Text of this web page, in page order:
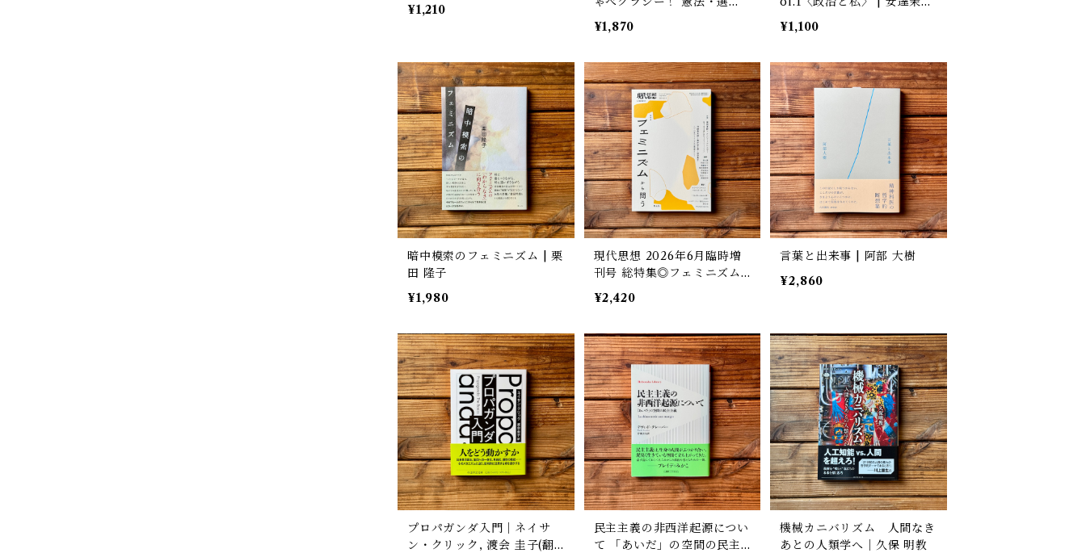
¥1,210
挙・『虎に翼』 | カニクラ
ブ, 國本依伸
¥1,870
子・小沼理・小指・関根愛・
丹治史彦・中岡祐介・ 西本
¥1,100
暗中模索のフェミニズム | 栗
田 隆子
¥1,980
現代思想 2026年6月臨時増
刊号 総特集◎フェミニズム
から問う
¥2,420
言葉と出来事 | 阿部 大樹
¥2,860
プロパガンダ入門｜ネイサ
ン・クリック, 渡会 圭子(翻
民主主義の非西洋起源につい
て 「あいだ」の空間の民主
機械カニバリズム 人間なき
あとの人類学へ｜久保 明教